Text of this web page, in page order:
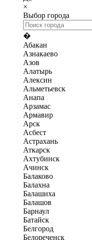
×
Выбор города
�
Абакан
Азнакаево
Азов
Алатырь
Алексин
Альметьевск
Анапа
Арзамас
Армавир
Арск
Асбест
Астрахань
Аткарск
Ахтубинск
Ачинск
Балаково
Балахна
Балашиха
Балашов
Барнаул
Батайск
Белгород
Белореченск